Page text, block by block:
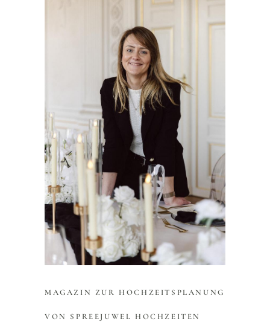
MAGAZIN ZUR HOCHZEITSPLANUNG
VON SPREEJUWEL HOCHZEITEN